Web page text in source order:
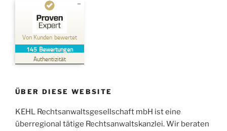
Von Kunden bewertet
145 Bewertungen
Authentizität
Kundenbewertungen und Erfahrungen zu
Kehl Rechtsanwaltsgesellschaft mbH
SEHR GUT
38
Bewertungen auf
ProvenExpert.com
Bewertungen von
2
anderen Quellen
ÜBER DIESE WEBSITE
KEHL Rechtsanwaltsgesellschaft mbH ist eine
überregional tätige Rechtsanwaltskanzlei. Wir beraten